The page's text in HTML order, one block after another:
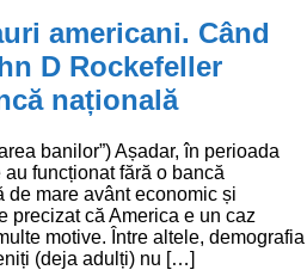
americani. Când
D Rockefeller
națională
banilor”) Așadar, în perioada
funcționat fără o bancă
de mare avânt economic și
precizat că America e un caz
motive. Între altele, demografia
(deja adulți) nu […]